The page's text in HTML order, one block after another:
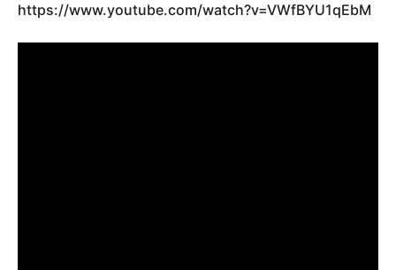
https://www.youtube.com/watch?v=VWfBYU1qEbM